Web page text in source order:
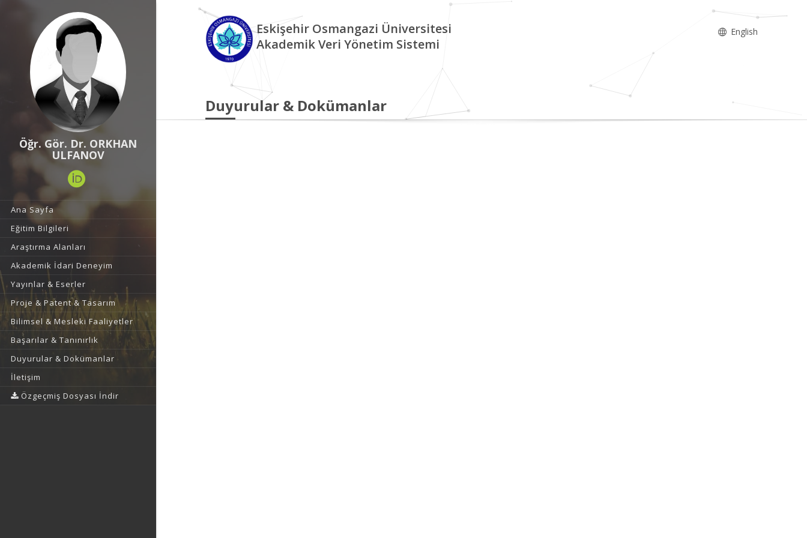
Öğr. Gör. Dr. ORKHAN
ULFANOV
Ana Sayfa
Eğitim Bilgileri
Araştırma Alanları
Akademik İdari Deneyim
Yayınlar & Eserler
Proje & Patent & Tasarım
Bilimsel & Mesleki Faaliyetler
Başarılar & Tanınırlık
Duyurular & Dokümanlar
İletişim
Özgeçmiş Dosyası İndir
Eskişehir Osmangazi Üniversitesi
Akademik Veri Yönetim Sistemi
English
Duyurular & Dokümanlar